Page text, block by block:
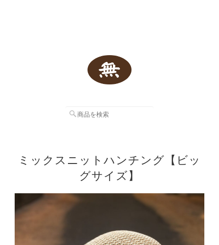
ミックスニットハンチング【ビッ
グサイズ】